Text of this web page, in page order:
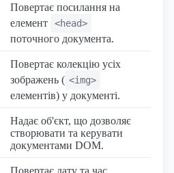
Повертає посилання на
елемент
<head>
поточного документа.
Повертає колекцію усіх
зображень ( <img>
елементів) у документі.
Надає об'єкт, що дозволяє
створювати та керувати
документами DOM.